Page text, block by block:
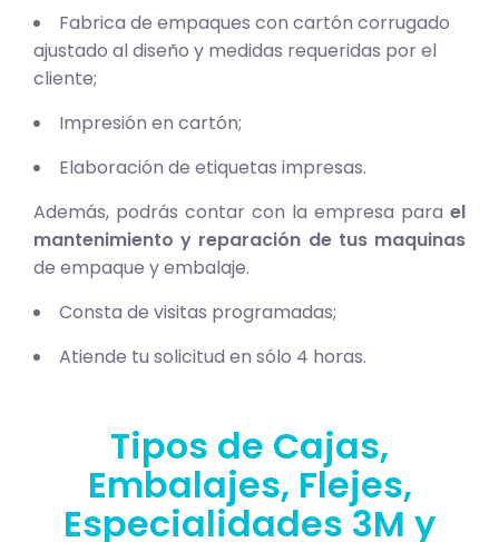
Fabrica de empaques con cartón corrugado
ajustado al diseño y medidas requeridas por el
cliente;
Impresión en cartón;
Elaboración de etiquetas impresas.
Además, podrás contar con la empresa para el
mantenimiento y reparación de tus maquinas
de empaque y embalaje.
Consta de visitas programadas;
Atiende tu solicitud en sólo 4 horas.
Tipos de Cajas,
Embalajes, Flejes,
Especialidades 3M y